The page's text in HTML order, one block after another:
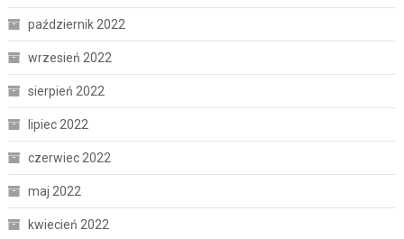
październik 2022
wrzesień 2022
sierpień 2022
lipiec 2022
czerwiec 2022
maj 2022
kwiecień 2022